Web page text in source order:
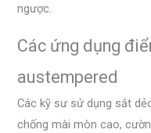
ngược.
Các ứng dụng
austempered
Các kỹ sư sử dụng sắt
chống mài mòn cao,